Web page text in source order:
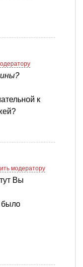
к
модератору
Вы
было